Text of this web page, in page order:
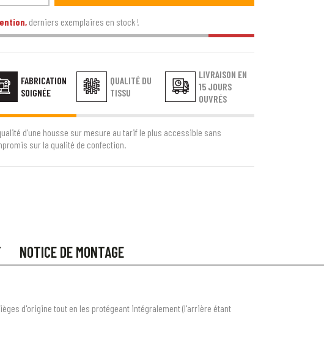
derniers exemplaires en stock !
FABRICATION
SOIGNÉE
QUALITÉ DU
TISSU
LIVRAISON EN
15 JOURS
OUVRÉS
d'une housse sur mesure au tarif le plus accessible sans
sur la qualité de confection.
NOTICE DE MONTAGE
d'origine tout en les protégeant intégralement (l'arrière étant